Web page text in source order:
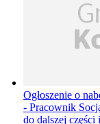
Ogłoszenie o
- Pracownik
do dalszej części